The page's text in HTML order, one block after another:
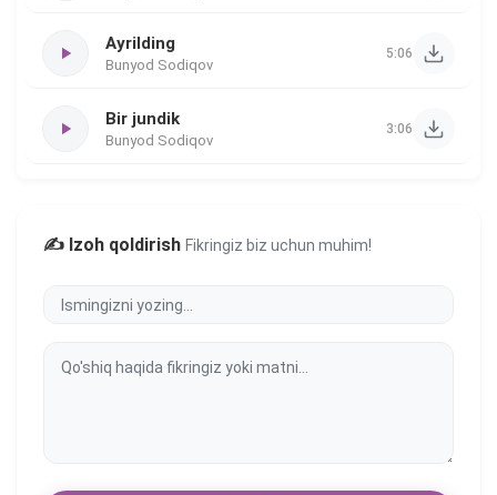
Ayrilding
Bunyod Sodiqov
5:06
Bir jundik
Bunyod Sodiqov
3:06
✍️ Izoh qoldirish Fikringiz biz uchun muhim!